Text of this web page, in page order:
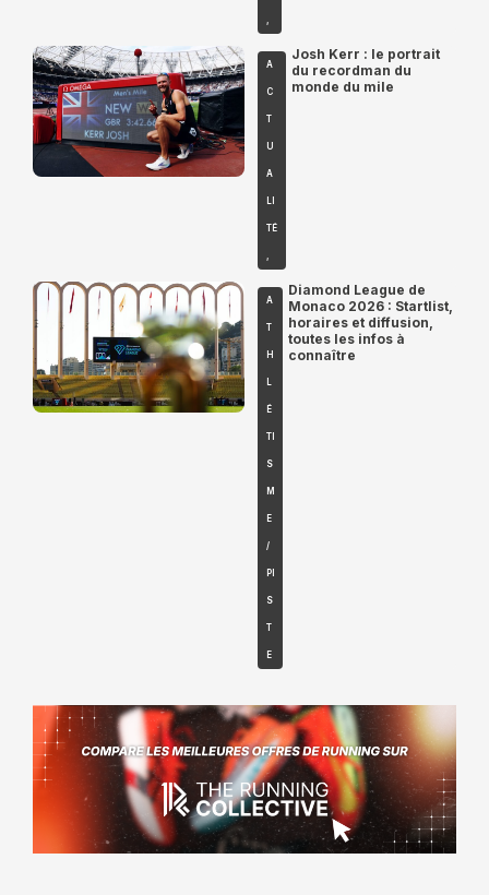
,
A
C
T
U
A
LI
TÉ
,
Josh Kerr : le portrait
du recordman du
monde du mile
A
T
H
L
É
TI
S
M
E
/
PI
S
T
E
Diamond League de
Monaco 2026 : Startlist,
horaires et diffusion,
toutes les infos à
connaître